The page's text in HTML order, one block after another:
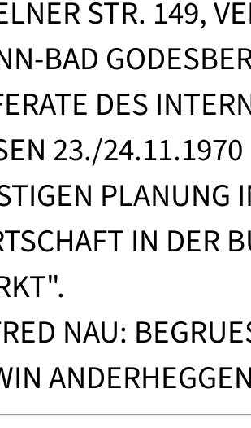
STR. 149,
BAD
DES
23./
PLANUNG
IN DER
NAU: